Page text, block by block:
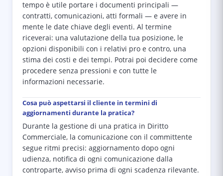
tempo è utile portare i documenti principali —
contratti, comunicazioni, atti formali — e avere in
mente le date chiave degli eventi. Al termine
riceverai: una valutazione della tua posizione, le
opzioni disponibili con i relativi pro e contro, una
stima dei costi e dei tempi. Potrai poi decidere come
procedere senza pressioni e con tutte le
informazioni necessarie.
Cosa può aspettarsi il cliente in termini di
aggiornamenti durante la pratica?
Durante la gestione di una pratica in Diritto
Commerciale, la comunicazione con il committente
segue ritmi precisi: aggiornamento dopo ogni
udienza, notifica di ogni comunicazione dalla
controparte, avviso prima di ogni scadenza rilevante.